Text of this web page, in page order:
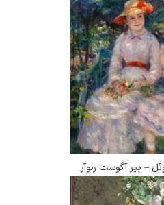
– پیر آگوست رنوآر